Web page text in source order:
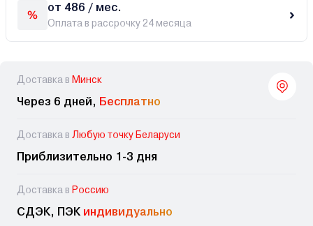
от 486 / мес.
Оплата в рассрочку 24 месяца
Доставка в Минск
Через 6 дней, Бесплатно
Доставка в Любую точку Беларуси
Приблизительно 1-3 дня
Доставка в Россию
СДЭК, ПЭК индивидуально